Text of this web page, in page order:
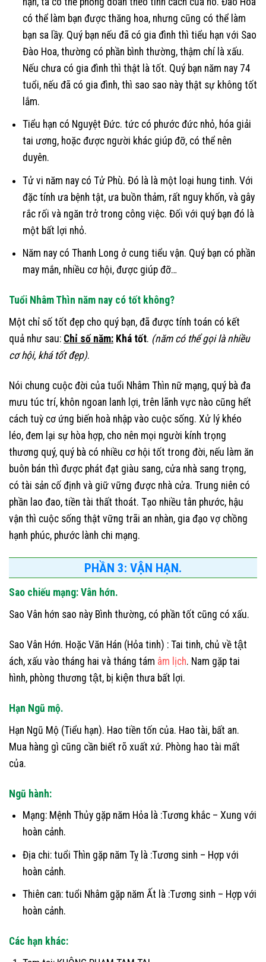
có thể làm bạn được thăng hoa, nhưng cũng có thể làm
bạn sa lầy. Quý bạn nếu đã có gia đình thì tiểu hạn với Sao
Đào Hoa, thường có phần bình thường, thậm chí là xấu.
Nếu chưa có gia đình thì thật là tốt. Quý bạn năm nay 74
tuổi, nếu đã có gia đình, thì sao sao này thật sự không tốt
lắm.
Tiểu hạn có Nguyệt Đức. tức có phước đức nhỏ, hóa giải
tai ương, hoặc được người khác giúp đỡ, có thể nên
duyên.
Tử vi năm nay có Tử Phù. Đó là là một loại hung tinh. Với
đặc tính ưa bệnh tật, ưa buồn thảm, rất nguy khốn, và gây
rắc rối và ngăn trở trong công việc. Đối với quý bạn đó là
một bất lợi nhỏ.
Năm nay có Thanh Long ở cung tiểu vận. Quý bạn có phần
may mắn, nhiều cơ hội, được giúp đỡ…
Tuổi Nhâm Thìn năm nay có tốt không?
Một chỉ số tốt đẹp cho quý bạn, đã được tính toán có kết
quả như sau: Chỉ số năm: Khá tốt. (năm có thể gọi là nhiều
cơ hội, khá tốt đẹp).
Nói chung cuộc đời của tuổi Nhâm Thìn nữ mạng, quý bà đa
mưu túc trí, khôn ngoan lanh lợi, trên lãnh vực nào cũng hết
cách tuỳ cơ ứng biến hoà nhập vào cuộc sống. Xử lý khéo
léo, đem lại sự hòa hợp, cho nên mọi người kính trọng
thương quý, quý bà có nhiều cơ hội tốt trong đời, nếu làm ăn
buôn bán thì được phát đạt giàu sang, cửa nhà sang trọng,
có tài sản cố định và giữ vững được nhà cửa. Trung niên có
phần lao đao, tiền tài thất thoát. Tạo nhiều tân phước, hậu
vận thì cuộc sống thật vững trãi an nhàn, gia đạo vợ chồng
hạnh phúc, phước lành chi mạng.
PHẦN 3: VẬN HẠN.
Sao chiếu mạng: Vân hớn.
Sao Vân hớn sao này Bình thường, có phần tốt cũng có xấu.
Sao Vân Hớn. Hoặc Văn Hán (Hỏa tinh) : Tai tinh, chủ về tật
ách, xấu vào tháng hai và tháng tám âm lịch. Nam gặp tai
hình, phòng thương tật, bị kiện thưa bất lợi.
Hạn Ngũ mộ.
Hạn Ngũ Mộ (Tiểu hạn). Hao tiền tốn của. Hao tài, bất an.
Mua hàng gì cũng cần biết rõ xuất xứ. Phòng hao tài mất
của.
Ngũ hành:
Mạng: Mệnh Thủy gặp năm Hỏa là :Tương khắc – Xung với
hoàn cảnh.
Địa chi: tuổi Thìn gặp năm Tỵ là :Tương sinh – Hợp với
hoàn cảnh.
Thiên can: tuổi Nhâm gặp năm Ất là :Tương sinh – Hợp với
hoàn cảnh.
Các hạn khác: